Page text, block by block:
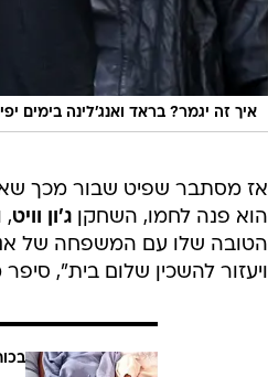
איך זה יגמר? בראד ואנג'לינה בימים
אז מסתבר שפיט שבור מכך
הוא פנה לחמו, השחקן ג'ון וויט,
הטובה שלו עם המשפחה של
ויעזור להשכין שלום בית",